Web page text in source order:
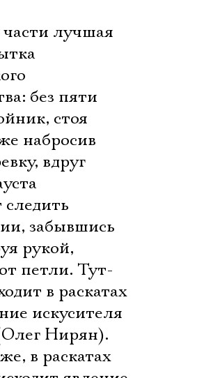
лучшая
без пяти
стоя
набросив
вдруг
забывшись
рукой,
петли. Тут-
в раскатах
искусителя
Нирян).
в раскатах